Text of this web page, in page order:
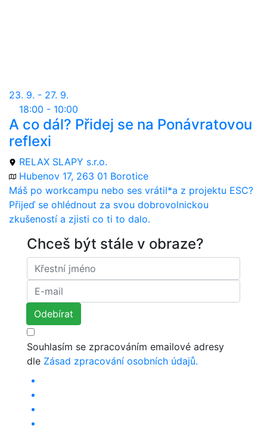
23. 9. - 27. 9.
18:00 - 10:00
A co dál? Přidej se na Ponávratovou
reflexi
RELAX SLAPY s.r.o.
Hubenov 17, 263 01 Borotice
Máš po workcampu nebo ses vrátil*a z projektu ESC?
Přijeď se ohlédnout za svou dobrovolnickou
zkušeností a zjisti co ti to dalo.
Chceš být stále v obraze?
Souhlasím se zpracováním emailové adresy
dle Zásad zpracování osobních údajů.